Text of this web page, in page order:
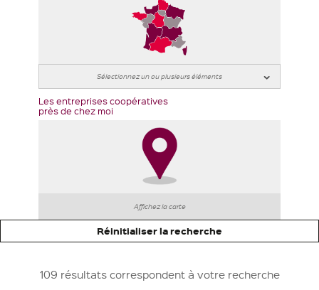
Les entreprises coopératives
près de chez moi
Affichez la carte
Réinitialiser la recherche
109 résultats correspondent à votre recherche